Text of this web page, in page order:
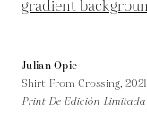
Julian Opie
Shirt From Crossing,2021
Print De Edición Limitada